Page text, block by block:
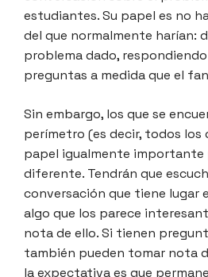
estudiantes. Su papel es no
del que normalmente harían:
problema dado,
preguntas a medida que el
Sin embargo, los que se
perímetro (es decir, todos
papel igualmente importante
diferente. Tendrán que
conversación que tiene lugar
algo que los parece
nota de ello. Si tienen
también pueden tomar nota
la expectativa es que